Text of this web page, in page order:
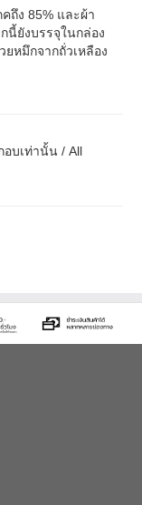
ถึง 85% และผ้า
นี้ยังบรรจุในกล่อง
หมึกจากถั่วเหลือง
บเท่านั้น / All